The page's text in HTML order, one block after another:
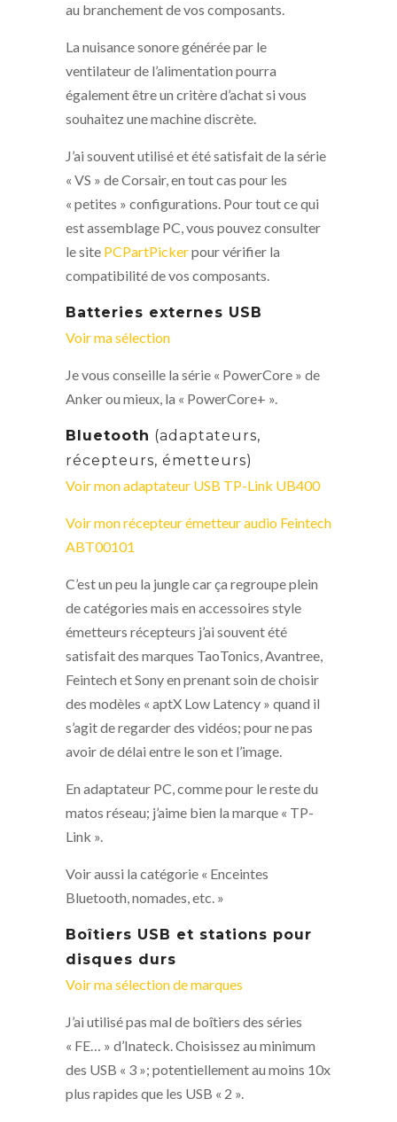
au branchement de vos composants.
La nuisance sonore générée par le
ventilateur de l’alimentation pourra
également être un critère d’achat si vous
souhaitez une machine discrète.
J’ai souvent utilisé et été satisfait de la série
« VS » de Corsair, en tout cas pour les
« petites » configurations. Pour tout ce qui
est assemblage PC, vous pouvez consulter
le site PCPartPickerpour vérifier la
compatibilité de vos composants.
Batteries externes USB
Voir ma sélection
Je vous conseille la série « PowerCore » de
Anker ou mieux, la « PowerCore+ ».
Bluetooth (adaptateurs,
récepteurs, émetteurs)
Voir mon adaptateur USB TP-Link UB400
Voir mon récepteur émetteur audio Feintech
ABT00101
C’est un peu la jungle car ça regroupe plein
de catégories mais en accessoires style
émetteurs récepteurs j’ai souvent été
satisfait des marques TaoTonics, Avantree,
Feintech et Sony en prenant soin de choisir
des modèles « aptX Low Latency » quand il
s’agit de regarder des vidéos; pour ne pas
avoir de délai entre le son et l’image.
En adaptateur PC, comme pour le reste du
matos réseau; j’aime bien la marque « TP-
Link ».
Voir aussi la catégorie « Enceintes
Bluetooth, nomades, etc. »
Boîtiers USB et stations pour
disques durs
Voir ma sélection de marques
J’ai utilisé pas mal de boîtiers des séries
« FE… » d’Inateck. Choisissez au minimum
des USB « 3 »; potentiellement au moins 10x
plus rapides que les USB « 2 ».